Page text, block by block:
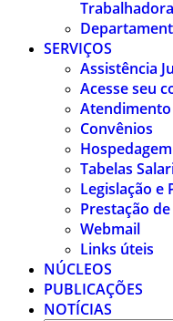
SERVIÇOS
Assistência
Acesse seu
Atendimento
Convênios
Hospedagem
Tabelas
Legislação e
Prestação
Webmail
Links úteis
NÚCLEOS
PUBLICAÇÕES
NOTÍCIAS